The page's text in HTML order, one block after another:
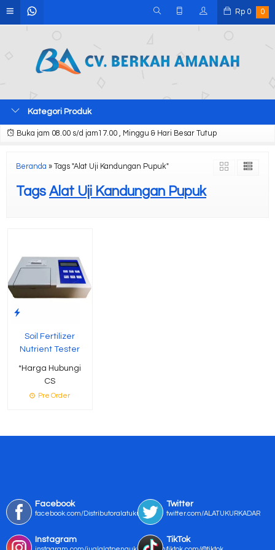
Rp 0 0
Kategori Produk
Buka jam 08.00 s/d jam17.00 , Minggu & Hari Besar Tutup
Beranda » Tags "Alat Uji Kandungan Pupuk"
Tags Alat Uji Kandungan Pupuk
Soil Fertilizer
Nutrient Tester
*Harga Hubungi
CS
Pre Order
Facebook
facebook.com/Distributoralatukur
Twitter
twitter.com/ALATUKURKADAR
Instagram TikTok